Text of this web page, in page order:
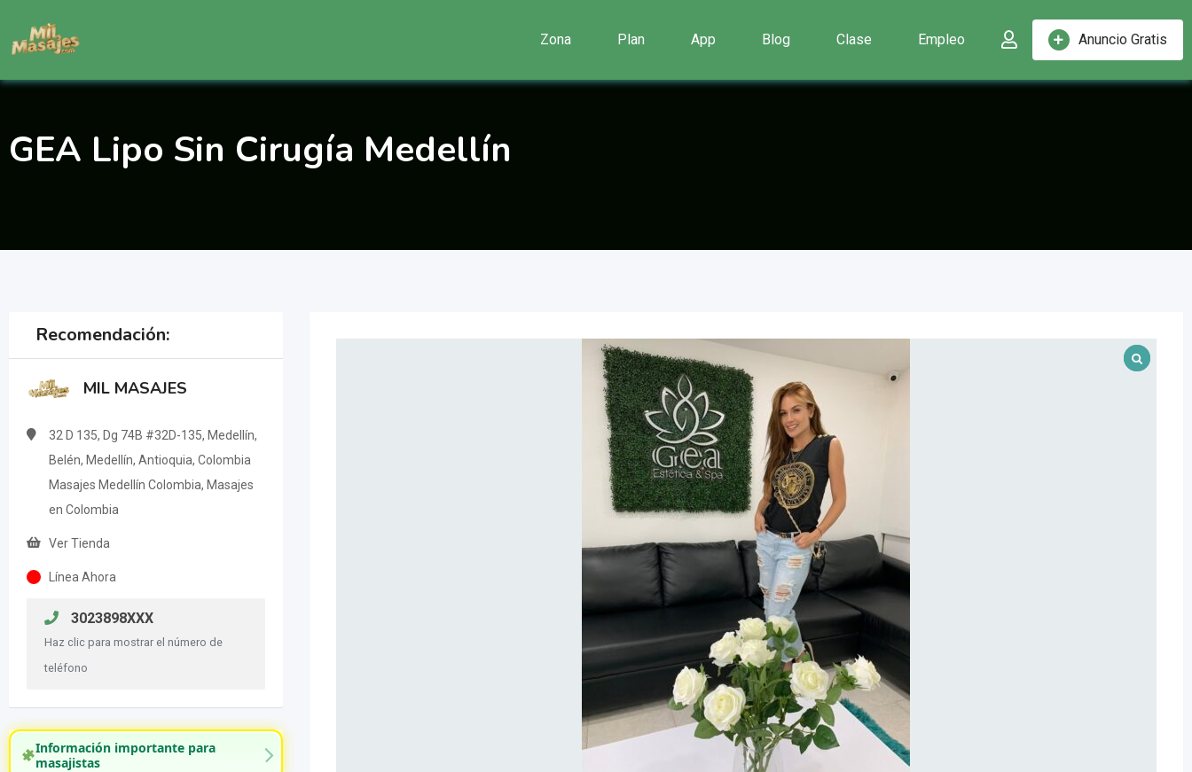
contenido
Anuncio Gratis
Zona Plan App Blog Clase Empleo
GEA Lipo Sin Cirugía Medellín
Recomendación:
MIL MASAJES
32 D 135, Dg 74B #32D-135, Medellín,
Belén, Medellín, Antioquia, Colombia
Masajes Medellín Colombia, Masajes
en Colombia
Ver Tienda
Línea Ahora
3023898XXX
Haz clic para mostrar el número de
teléfono
Información importante para
masajistas